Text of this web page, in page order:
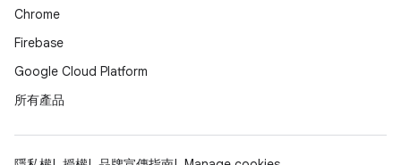
Chrome
Firebase
Google Cloud Platform
所有產品